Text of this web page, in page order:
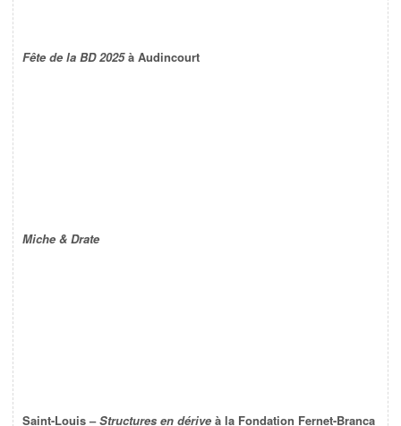
Fête de la BD 2025à Audincourt
Miche & Drate
Saint-Louis –Structures en dérive à la Fondation Fernet-Branca